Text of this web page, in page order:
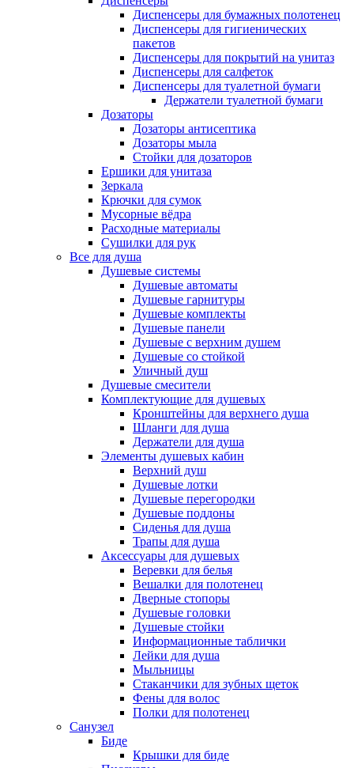
Диспенсеры для бумажных полотенец
Диспенсеры для гигиенических
пакетов
Диспенсеры для покрытий на унитаз
Диспенсеры для салфеток
Диспенсеры для туалетной бумаги
Держатели туалетной бумаги
Дозаторы
Дозаторы антисептика
Дозаторы мыла
Стойки для дозаторов
Ершики для унитаза
Зеркала
Крючки для сумок
Мусорные вёдра
Расходные материалы
Сушилки для рук
Все для душа
Душевые системы
Душевые автоматы
Душевые гарнитуры
Душевые комплекты
Душевые панели
Душевые с верхним душем
Душевые со стойкой
Уличный душ
Душевые смесители
Комплектующие для душевых
Кронштейны для верхнего душа
Шланги для душа
Держатели для душа
Элементы душевых кабин
Верхний душ
Душевые лотки
Душевые перегородки
Душевые поддоны
Сиденья для душа
Трапы для душа
Аксессуары для душевых
Веревки для белья
Вешалки для полотенец
Дверные стопоры
Душевые головки
Душевые стойки
Информационные таблички
Лейки для душа
Мыльницы
Стаканчики для зубных щеток
Фены для волос
Полки для полотенец
Санузел
Биде
Крышки для биде